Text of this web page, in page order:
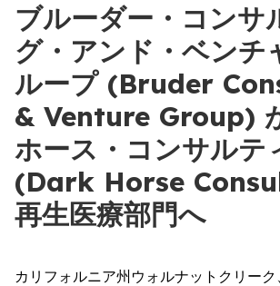
ブルーダー・コンサ
グ・アンド・ベンチ
ループ (Bruder
& Venture Group)
ホース・コンサルテ
(Dark Horse
再生医療部門へ
カリフォルニア州ウォルナットクリー